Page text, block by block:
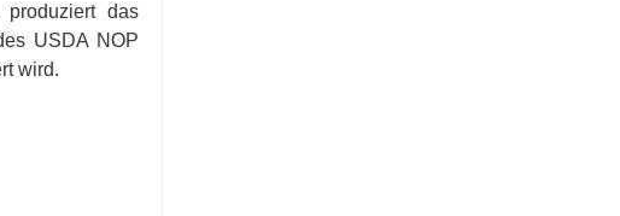
das
USDA NOP
wird.